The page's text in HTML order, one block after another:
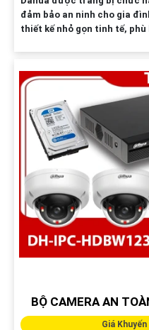
đảm bảo an ninh cho gia
thiết kế nhỏ gọn tinh tế,
BỘ CAMERA AN
Giá